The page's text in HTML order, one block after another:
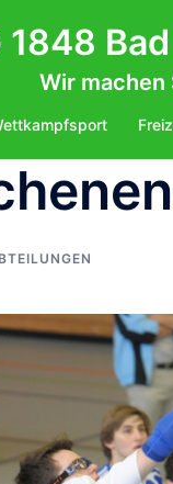
1848
Wir